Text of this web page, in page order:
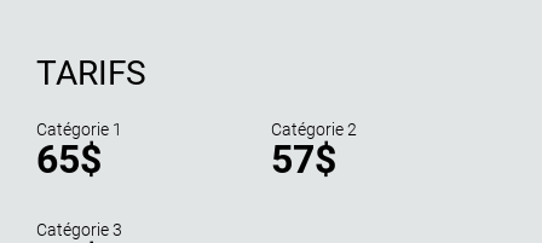
TARIFS
Catégorie 1
65$
Catégorie 2
57$
Catégorie 3